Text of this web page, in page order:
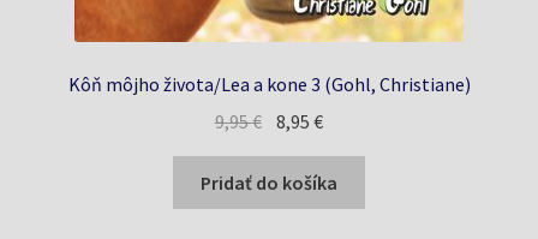
Kôň môjho života/Lea a kone 3 (Gohl, Christiane)
9,95€ Pôvodná
bola:
9,95 €.
8,95€Aktuálna
je:
8,95 €.
Pridať do košíka